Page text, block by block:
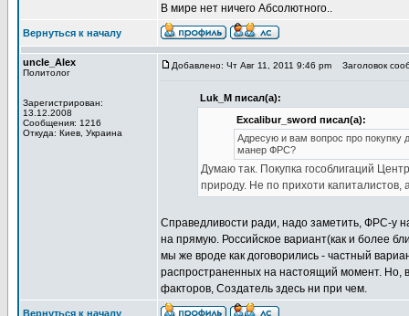
В мире нет ничего Абсолютного..
Вернуться к началу
uncle_Alex
Политолог
Зарегистрирован:
13.12.2008
Сообщения: 1216
Откуда: Киев, Украина
Добавлено: Чт Авг 11, 2011 9:46 pm Заголовок
Luk_M писал(а):
Excalibur_sword писал(а):
Адресую и вам вопрос про покупку
манер ФРС?
Думаю так. Покупка гособлигаций
природу. Не по прихоти капиталистов,
Справедливости ради, надо заметить, ФРС-у
на прямую. Российское вариант(как и более
мы же вроде как договорились - частный
распространенных на настоящий момент. Но,
факторов, Создатель здесь ни при чем.
Вернуться к началу